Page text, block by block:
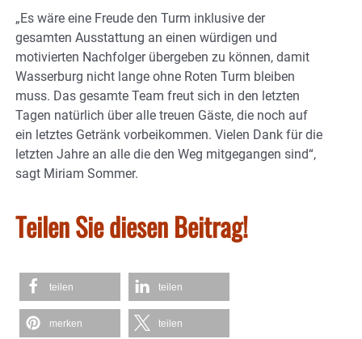
„Es wäre eine Freude den Turm inklusive der
gesamten Ausstattung an einen würdigen und
motivierten Nachfolger übergeben zu können, damit
Wasserburg nicht lange ohne Roten Turm bleiben
muss. Das gesamte Team freut sich in den letzten
Tagen natürlich über alle treuen Gäste, die noch auf
ein letztes Getränk vorbeikommen. Vielen Dank für die
letzten Jahre an alle die den Weg mitgegangen sind“,
sagt Miriam Sommer.
Teilen Sie diesen Beitrag!
teilen teilen
merken teilen